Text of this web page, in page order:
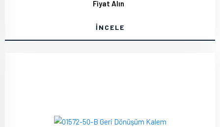
Fiyat Alın
İNCELE